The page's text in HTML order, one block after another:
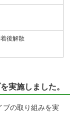
後解散
実施しました。
ブの取り組みを実